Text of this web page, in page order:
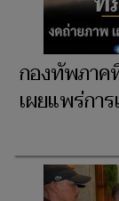
กองทัพภาค
เผยแพร่กา